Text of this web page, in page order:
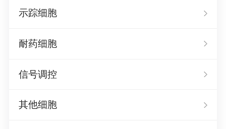
示踪细胞
耐药细胞
信号调控
其他细胞